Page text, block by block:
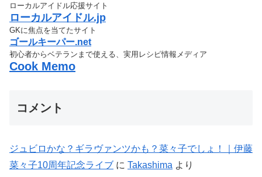
ローカルアイドル応援サイト
ローカルアイドル.jp
GKに焦点を当てたサイト
ゴールキーパー.net
初心者からベテランまで使える、実用レシピ情報メディア
Cook Memo
コメント
ジュビロかな？ギラヴァンツかも？菜々子でしょ！｜伊藤
菜々子10周年記念ライブ に Takashima より